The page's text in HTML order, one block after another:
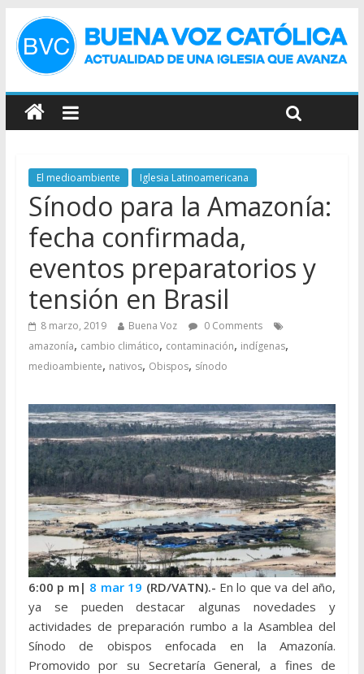
El medioambiente Iglesia Latinoamericana
Sínodo para la Amazonía:
fecha confirmada,
eventos preparatorios y
tensión en Brasil
8 marzo, 2019 Buena Voz
0 Comments
amazonía, cambio climático, contaminación, indígenas,
medioambiente, nativos, Obispos, sínodo
6:00 p m| 8 mar 19 (RD/VATN).- En lo que va del año,
ya se pueden destacar algunas novedades y
actividades de preparación rumbo a la Asamblea del
Sínodo de obispos enfocada en la Amazonía.
Promovido por su Secretaría General, a fines de